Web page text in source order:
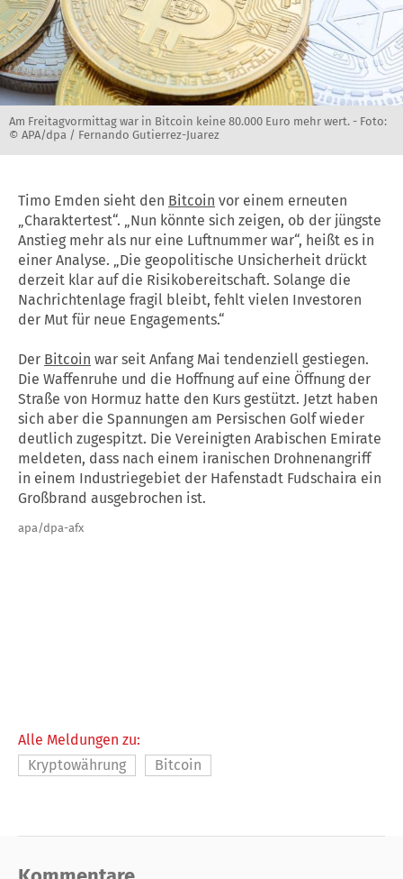
Am Freitagvormittag war in Bitcoin keine 80.000 Euro mehr wert. - Foto:
© APA/dpa / Fernando Gutierrez-Juarez
Timo Emden sieht den Bitcoin vor einem erneuten
„Charaktertest“. „Nun könnte sich zeigen, ob der jüngste
Anstieg mehr als nur eine Luftnummer war“, heißt es in
einer Analyse. „Die geopolitische Unsicherheit drückt
derzeit klar auf die Risikobereitschaft. Solange die
Nachrichtenlage fragil bleibt, fehlt vielen Investoren
der Mut für neue Engagements.“
Der Bitcoin war seit Anfang Mai tendenziell gestiegen.
Die Waffenruhe und die Hoffnung auf eine Öffnung der
Straße von Hormuz hatte den Kurs gestützt. Jetzt haben
sich aber die Spannungen am Persischen Golf wieder
deutlich zugespitzt. Die Vereinigten Arabischen Emirate
meldeten, dass nach einem iranischen Drohnenangriff
in einem Industriegebiet der Hafenstadt Fudschaira ein
Großbrand ausgebrochen ist.
apa/dpa-afx
Alle Meldungen zu:
Kryptowährung
Bitcoin